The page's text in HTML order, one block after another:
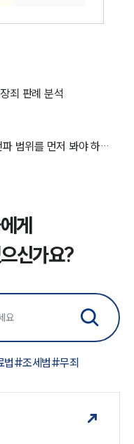
죄 판례 분석
명예훼손죄벌금 처분 전 비방 목적과 전파 범위를 먼저 봐야 하는 이유
게
신가요?
법#조세범#무죄